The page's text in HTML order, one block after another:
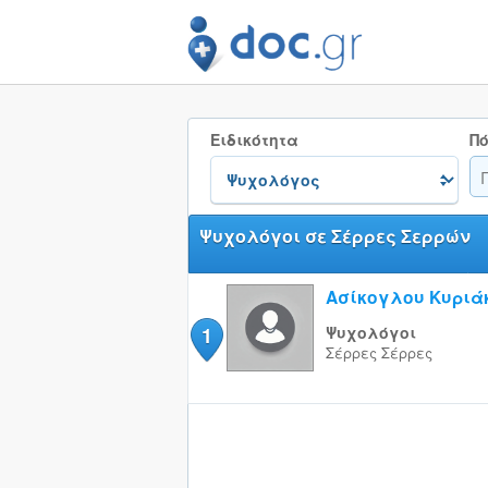
Ειδικότητα
Ψυχολόγοι σε Σέρρες Σερρών
1
Ασίκογλου
Ψυχολόγοι
Σέρρες Σέρρες